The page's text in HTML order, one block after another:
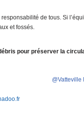
de tous. Si
et fossés.
pour préserver la
@Vatteville